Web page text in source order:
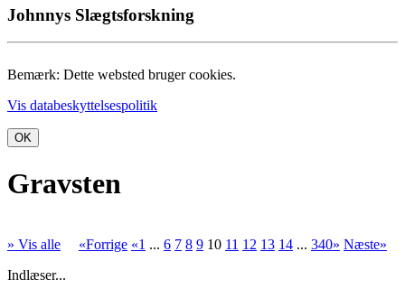
Johnnys Slægtsforskning
Bemærk: Dette websted bruger cookies.
Vis databeskyttelsespolitik
OK
Gravsten
» Vis alle «Forrige «1 ... 6 7 8 9 10 11 12 13 14 ... 340» Næste»
Indlæser...